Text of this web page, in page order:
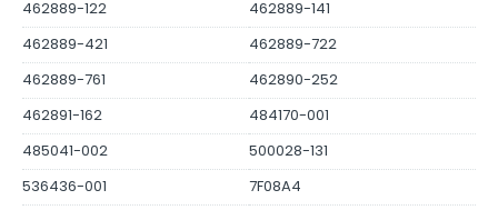
462889-122
462889-141
462889-421
462889-722
462889-761
462890-252
462891-162
484170-001
485041-002
500028-131
536436-001
7F08A4